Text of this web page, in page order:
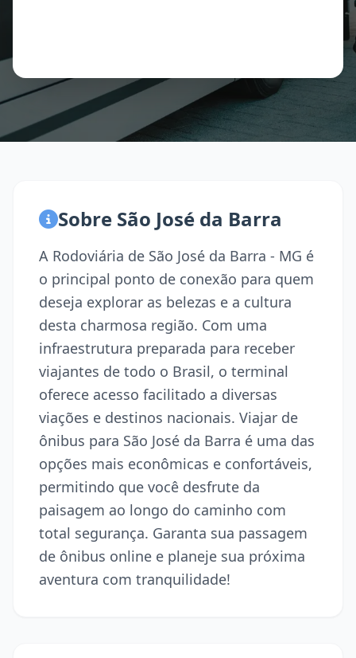
Sobre São José da Barra
A Rodoviária de São José da Barra - MG é
o principal ponto de conexão para quem
deseja explorar as belezas e a cultura
desta charmosa região. Com uma
infraestrutura preparada para receber
viajantes de todo o Brasil, o terminal
oferece acesso facilitado a diversas
viações e destinos nacionais. Viajar de
ônibus para São José da Barra é uma das
opções mais econômicas e confortáveis,
permitindo que você desfrute da
paisagem ao longo do caminho com
total segurança. Garanta sua passagem
de ônibus online e planeje sua próxima
aventura com tranquilidade!